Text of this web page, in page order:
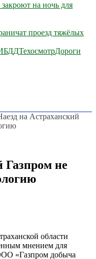
на ночь для
проезд тяжёлых
ТехосмотрДороги
на Астраханский
Газпром не
области
мнением для
«Газпром добыча